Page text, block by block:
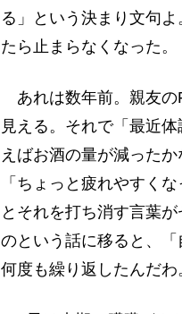
る」という決まり文句
たら止まらなくなった。
あれは数年前。親友の
見える。それで「最近
えばお酒の量が減った
「ちょっと疲れやすく
とそれを打ち消す言葉
のという話に移ると、
何度も繰り返したんだわ